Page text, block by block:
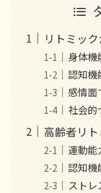
リトミッ
身体機
認知機
感情面
社会的
高齢者リ
運動能
認知機
スト